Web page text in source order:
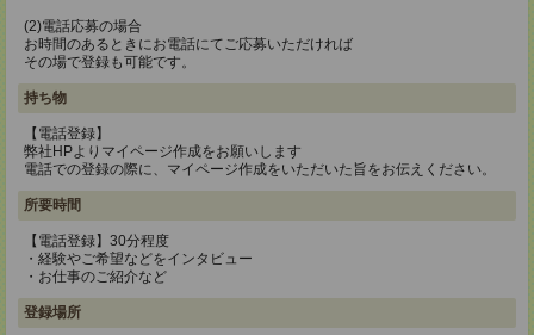
(2)電話応募の場合
お時間のあるときにお電話にてご応募いただければ
その場で登録も可能です。
持ち物
【電話登録】
弊社HPよりマイページ作成をお願いします
電話での登録の際に、マイページ作成をいただいた旨をお伝えください。
所要時間
【電話登録】30分程度
・経験やご希望などをインタビュー
・お仕事のご紹介など
登録場所